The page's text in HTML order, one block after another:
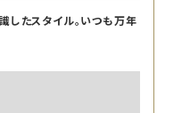
したスタイル。いつも万年